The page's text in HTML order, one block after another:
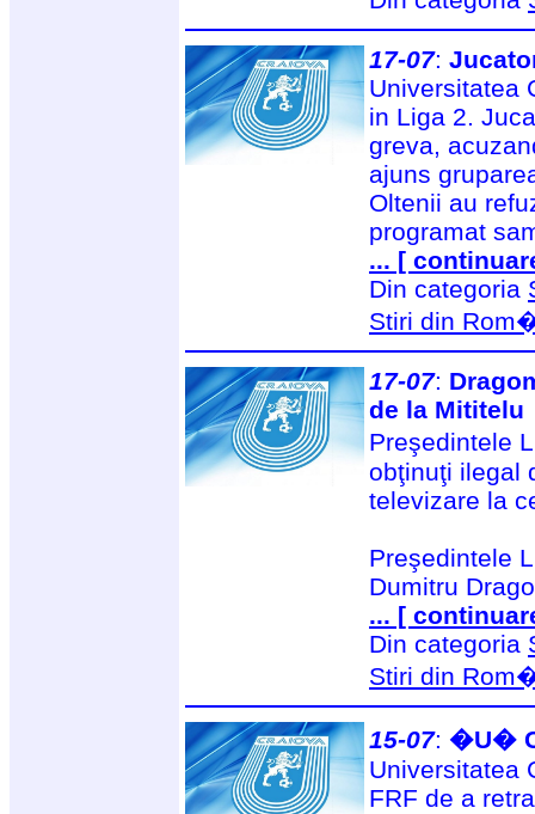
17-07:
Universitatea
in Liga 2.
greva,
ajuns
Oltenii au
programat
... [
Din categoria
Stiri din
17-07:
de la Mititelu
Preşedintele
obţinuţi ilegal
televizare la
Preşedintele
Dumitru
... [
Din categoria
Stiri din
15-07: �U�
Universitatea
FRF de a